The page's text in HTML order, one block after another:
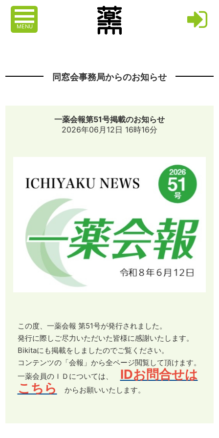
MENU
同窓会事務局からのお知らせ
一薬会報第51号掲載のお知らせ
2026年06月12日 16時16分
この度、一薬会報 第51号が発行されました。
発行に際しご尽力いただいた皆様に感謝いたします。
Bikitaにも掲載をしましたのでご覧ください。
コンテンツの「会報」から全ページ閲覧して頂けます。
一薬会員のＩＤについては、 IDお問合せは
こちら
からお願いいたします。